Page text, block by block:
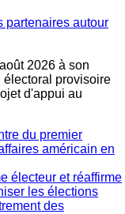
partenaires autour
2026 à son
provisoire
d'appui au
du premier
américain en
électeur et réaffirme
les élections
des